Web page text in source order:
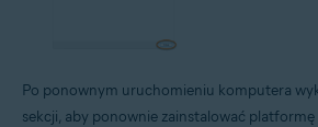
Po ponownym uruchomieniu komputera
sekcji, aby ponownie zainstalować